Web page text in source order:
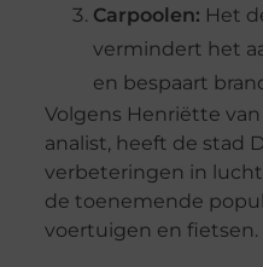
Carpoolen: Het
vermindert het
en bespaart
Volgens Henriëtte
analist, heeft de stad
verbeteringen in
de toenemende
voertuigen en fietsen.